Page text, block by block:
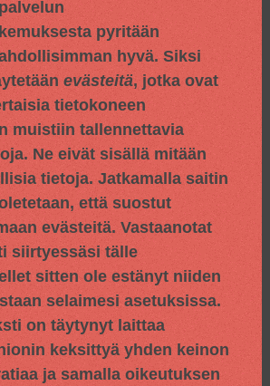
pyritään
hyvä. Siksi
evästeitä, jotka ovat
tietokoneen
muistiin tallennettavia
Ne eivät sisällä mitään
tietoja. Jatkamalla saitin
että suostut
evästeitä. Vastaanotat
siirtyessäsi tälle
sitten ole estänyt niiden
selaimesi asetuksissa.
on täytynyt laittaa
keksittyä yhden keinon
ja samalla oikeutuksen